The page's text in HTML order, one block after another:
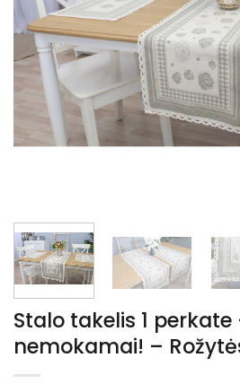
Stalo takelis 1
nemokamai! –